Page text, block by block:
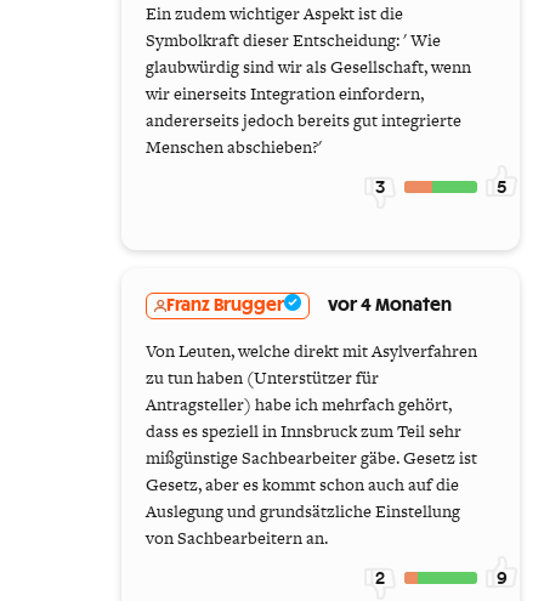
Ein zudem wichtiger Aspekt ist die
Symbolkraft dieser Entscheidung: ' Wie
glaubwürdig sind wir als Gesellschaft, wenn
wir einerseits Integration einfordern,
andererseits jedoch bereits gut integrierte
Menschen abschieben?'
3 5
Franz Brugger vor 4 Monaten
Von Leuten, welche direkt mit Asylverfahren
zu tun haben (Unterstützer für
Antragsteller) habe ich mehrfach gehört,
dass es speziell in Innsbruck zum Teil sehr
mißgünstige Sachbearbeiter gäbe. Gesetz ist
Gesetz, aber es kommt schon auch auf die
Auslegung und grundsätzliche Einstellung
von Sachbearbeitern an.
2 9